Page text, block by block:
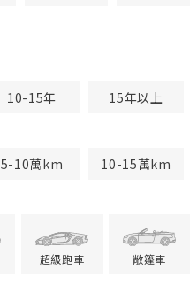
10-15年 15年以上
5-10萬km 10-15萬km
超級跑車 敞篷車